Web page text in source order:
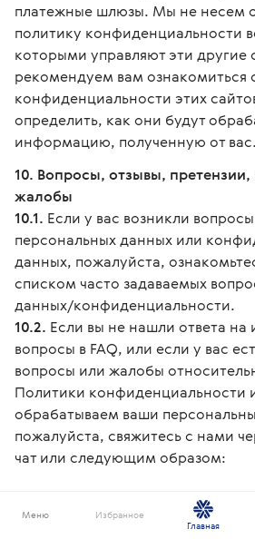
Меню
Избранное
Главная
платежные шлюзы. Мы не несем
политику конфиденциальности
которыми управляют эти
рекомендуем вам ознакомиться
конфиденциальности этих
определить, как они будут
информацию, полученную от вас.
10. Вопросы, отзывы,
жалобы
10.1. Если у вас возникли
персональных данных или
данных, пожалуйста,
списком часто задаваемых
данных/конфиденциальности.
10.2. Если вы не нашли ответа
вопросы в FAQ, или если у вас
вопросы или жалобы
Политики конфиденциальности
обрабатываем ваши
пожалуйста, свяжитесь с нами
чат или следующим образом:
Телефон:
+7 383 328 1060